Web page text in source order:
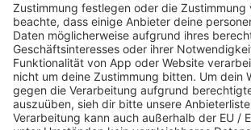
PROGRAMM